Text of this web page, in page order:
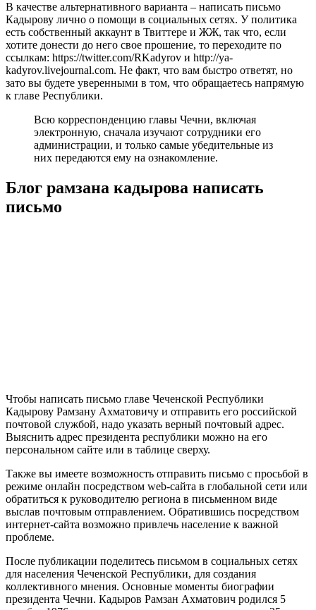
В качестве альтернативного варианта – написать письмо
Кадырову лично о помощи в социальных сетях. У политика
есть собственный аккаунт в Твиттере и ЖЖ, так что, если
хотите донести до него свое прошение, то переходите по
ссылкам: https://twitter.com/RKadyrov и http://ya-
kadyrov.livejournal.com. Не факт, что вам быстро ответят, но
зато вы будете уверенными в том, что обращаетесь напрямую
к главе Республики.
Всю корреспонденцию главы Чечни, включая
электронную, сначала изучают сотрудники его
администрации, и только самые убедительные из
них передаются ему на ознакомление.
Блог рамзана кадырова написать
письмо
Чтобы написать письмо главе Чеченской Республики
Кадырову Рамзану Ахматовичу и отправить его российской
почтовой службой, надо указать верный почтовый адрес.
Выяснить адрес президента республики можно на его
персональном сайте или в таблице сверху.
Также вы имеете возможность отправить письмо с просьбой в
режиме онлайн посредством web-сайта в глобальной сети или
обратиться к руководителю региона в письменном виде
выслав почтовым отправлением. Обратившись посредством
интернет-сайта возможно привлечь население к важной
проблеме.
После публикации поделитесь письмом в социальных сетях
для населения Чеченской Республики, для создания
коллективного мнения. Основные моменты биографии
президента Чечни. Кадыров Рамзан Ахматович родился 5